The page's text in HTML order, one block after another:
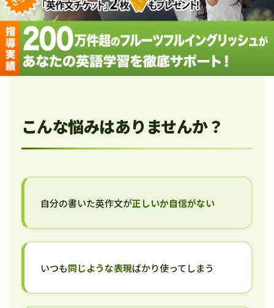
こんな悩みはありませんか？
自分の書いた英作文が正しいか自信がない
いつも同じような表現ばかり使ってしまう